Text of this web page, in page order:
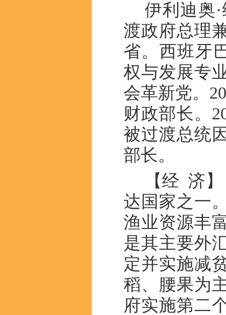
伊利迪奥
渡政府总理
省。西班牙
权与发展专
会革新党。
财政部长。
被过渡总统
部长。
【经 济
达国家之一
渔业资源丰
是其主要外
定并实施减
稻、腰果为
府实施第二